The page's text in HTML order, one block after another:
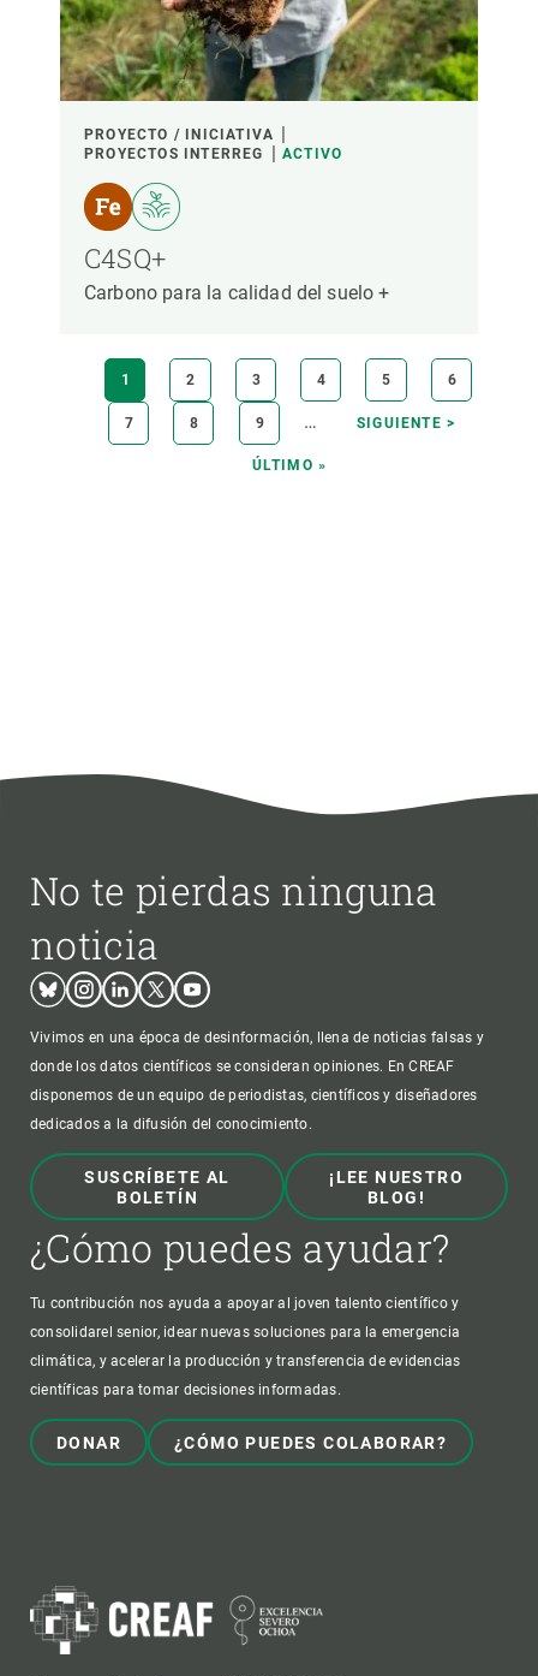
PROYECTO / INICIATIVA
PROYECTOS INTERREG
ACTIVO
C4SQ+
Carbono para la calidad del suelo +
PaginaciónPÁGINA
ACTUAL
1 PÁGINA
2 PÁGINA
3 PÁGINA
4 PÁGINA
5 PÁGINA
6
PÁGINA
7 PÁGINA
8 PÁGINA
9 …
SIGUIENTE
SIGUIENTE >
ÚLTIMA
ÚLTIMO »
No te pierdas ninguna
noticia
BlueskyInstagram
LinkedinTwitterYoutube
Vivimos en una época de desinformación, llena de noticias falsas y
donde los datos científicos se consideran opiniones. En CREAF
disponemos de un equipo de periodistas, científicos y diseñadores
dedicados a la difusión del conocimiento.
SUSCRÍBETE AL
BOLETÍN
¡LEE NUESTRO
BLOG!
¿Cómo puedes ayudar?
Tu contribución nos ayuda a apoyar al joven talento científico y
consolidarel senior, idear nuevas soluciones para la emergencia
climática, y acelerar la producción y transferencia de evidencias
científicas para tomar decisiones informadas.
DONAR ¿CÓMO PUEDES COLABORAR?